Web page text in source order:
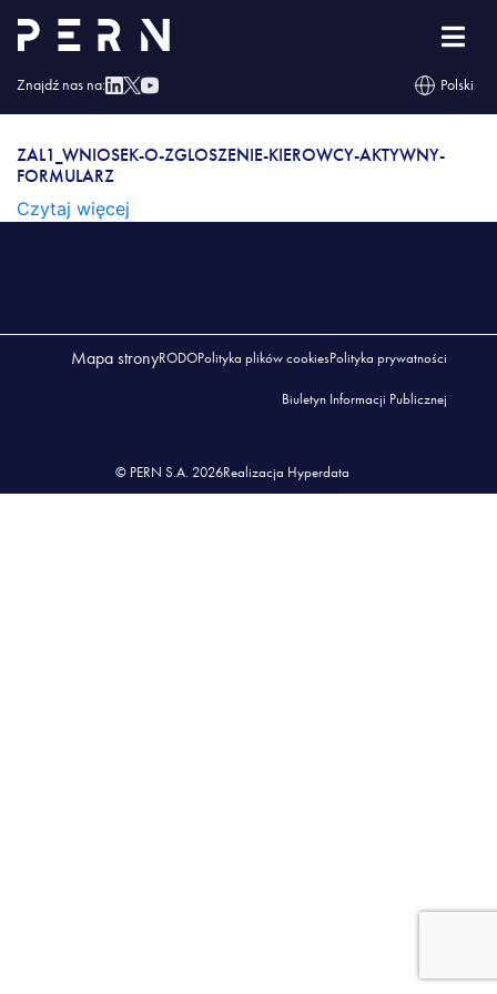
Znajdź nas na: Polski
Zal1_Wniosek-o-zgloszenie-kierowcy-aktywny-
formularz
ZAL1_WNIOSEK-O-ZGLOSZENIE-KIEROWCY-
AKTYWNY-FORMULARZ
ZAL1_WNIOSEK-O-ZGLOSZENIE-KIEROWCY-AKTYWNY-
FORMULARZ
Czytaj więcej
Mapa stronyRODOPolityka plików cookiesPolityka prywatności
Biuletyn Informacji Publicznej
© PERN S.A. 2026Realizacja Hyperdata